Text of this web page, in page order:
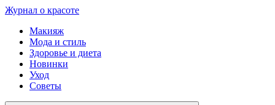
Журнал о красоте
Макияж
Мода и стиль
Здоровье и диета
Новинки
Уход
Советы